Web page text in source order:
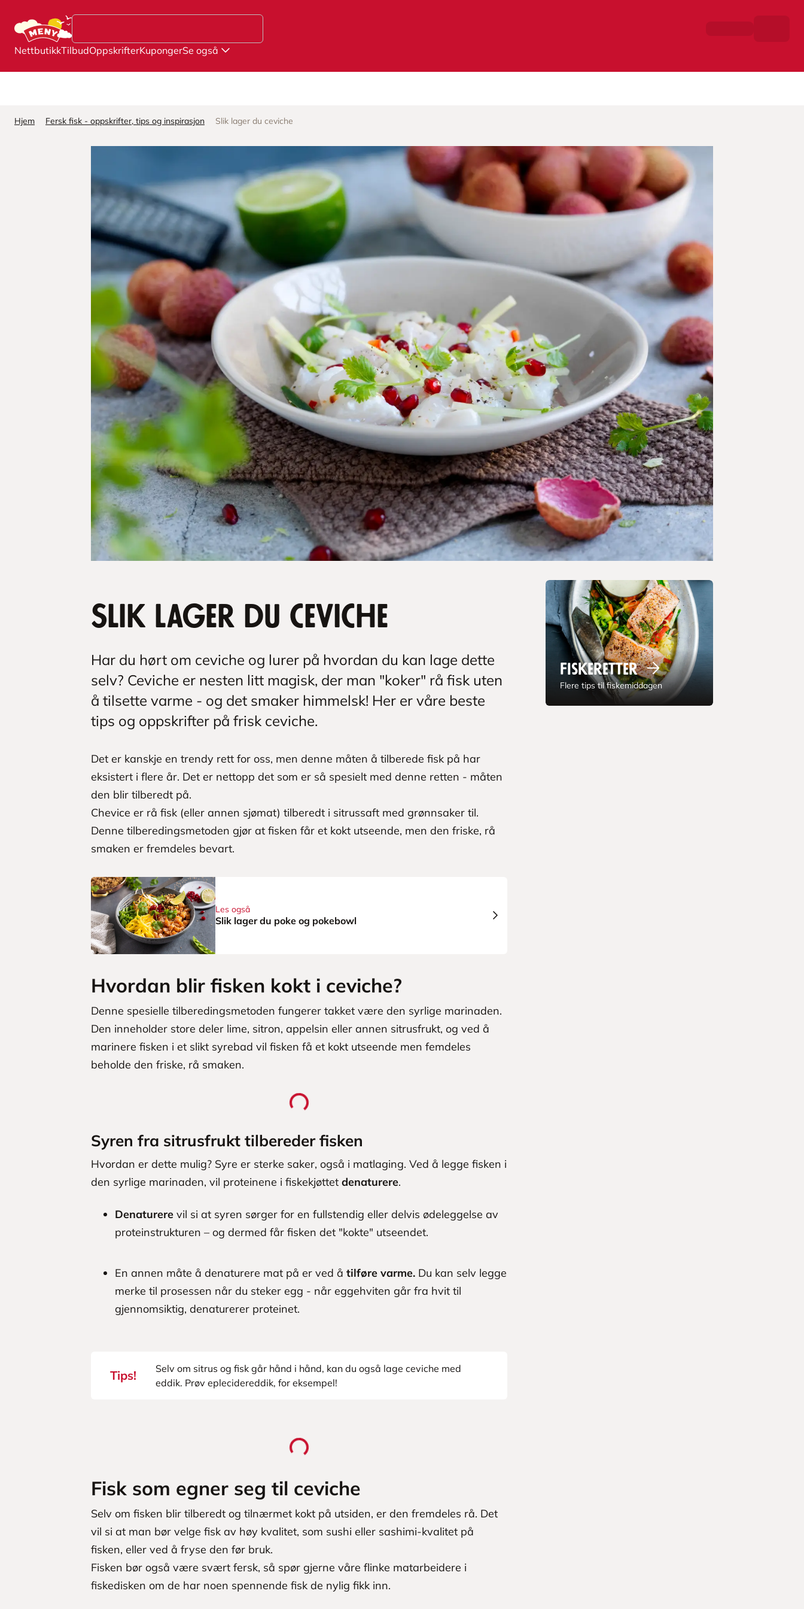
NettbutikkTilbudOppskrifterKupongerSe også
Hjem Fersk fisk - oppskrifter, tips og inspirasjon Slik lager du ceviche
Slik lager du ceviche
Har du hørt om ceviche og lurer på hvordan du kan lage dette
selv? Ceviche er nesten litt magisk, der man "koker" rå fisk uten
å tilsette varme - og det smaker himmelsk! Her er våre beste
tips og oppskrifter på frisk ceviche.
Det er kanskje en trendy rett for oss, men denne måten å tilberede fisk på har
eksistert i flere år. Det er nettopp det som er så spesielt med denne retten - måten
den blir tilberedt på.
Chevice er rå fisk (eller annen sjømat) tilberedt i sitrussaft med grønnsaker til.
Denne tilberedingsmetoden gjør at fisken får et kokt utseende, men den friske, rå
smaken er fremdeles bevart.
Les også
Slik lager du poke og pokebowl
Hvordan blir fisken kokt i ceviche?
Denne spesielle tilberedingsmetoden fungerer takket være den syrlige marinaden.
Den inneholder store deler lime, sitron, appelsin eller annen sitrusfrukt, og ved å
marinere fisken i et slikt syrebad vil fisken få et kokt utseende men femdeles
beholde den friske, rå smaken.
Syren fra sitrusfrukt tilbereder fisken
Hvordan er dette mulig? Syre er sterke saker, også i matlaging. Ved å legge fisken i
den syrlige marinaden, vil proteinene i fiskekjøttet denaturere.
Denaturere vil si at syren sørger for en fullstendig eller delvis ødeleggelse av
proteinstrukturen – og dermed får fisken det "kokte" utseendet.
En annen måte å denaturere mat på er ved å tilføre varme. Du kan selv legge
merke til prosessen når du steker egg - når eggehviten går fra hvit til
gjennomsiktig, denaturerer proteinet.
Tips!
Selv om sitrus og fisk går hånd i hånd, kan du også lage ceviche med
eddik. Prøv eplecidereddik, for eksempel!
Fisk som egner seg til ceviche
Selv om fisken blir tilberedt og tilnærmet kokt på utsiden, er den fremdeles rå. Det
vil si at man bør velge fisk av høy kvalitet, som sushi eller sashimi-kvalitet på
fisken, eller ved å fryse den før bruk.
Fisken bør også være svært fersk, så spør gjerne våre flinke matarbeidere i
fiskedisken om de har noen spennende fisk de nylig fikk inn.
Fiskeretter
Flere tips til fiskemiddagen